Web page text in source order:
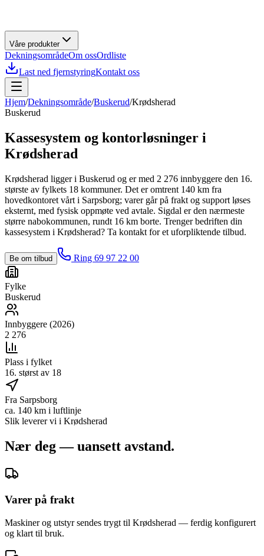
Våre produkter
DekningsområdeOm ossOrdliste
Last ned fjernstyringKontakt oss
Hjem/Dekningsområde/Buskerud/Krødsherad
Buskerud
Kassesystem og kontorløsninger i
Krødsherad
Krødsherad ligger i Buskerud og er med 2 276 innbyggere den 16.
største av fylkets 18 kommuner. Det er omtrent 140 km fra
hovedkontoret vårt i Sarpsborg; varer går på frakt og support løses
eksternt, med fysisk oppmøte ved avtale. Sigdal er den nærmeste
større nabokommunen, rundt 16 km borte. Trenger bedriften din
kassesystem i Krødsherad? Ta kontakt for et uforpliktende tilbud.
Be om tilbud Ring 69 97 22 00
Fylke
Buskerud
Innbyggere (2026)
2 276
Plass i fylket
16. størst av 18
Fra Sarpsborg
ca. 140 km i luftlinje
Slik leverer vi i Krødsherad
Nær deg — uansett avstand.
Varer på frakt
Maskiner og utstyr sendes trygt til Krødsherad — ferdig konfigurert
og klart til bruk.